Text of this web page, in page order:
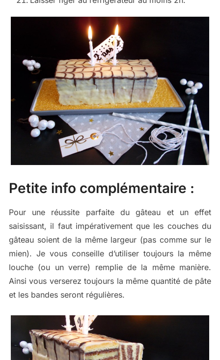
Petite info complémentaire :
Pour une réussite parfaite du gâteau et un effet
saisissant, il faut impérativement que les couches du
gâteau soient de la même largeur (pas comme sur le
mien). Je vous conseille d’utiliser toujours la même
louche (ou un verre) remplie de la même manière.
Ainsi vous verserez toujours la même quantité de pâte
et les bandes seront régulières.